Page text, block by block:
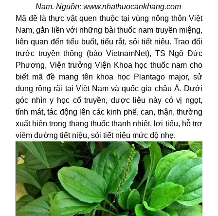
Nam. Nguồn: www.nhathuocankhang.com
Mã đề là thực vật quen thuộc tại vùng nông thôn Việt
Nam, gắn liền với những bài thuốc nam truyền miệng,
liên quan đến tiểu buốt, tiểu rắt, sỏi tiết niệu. Trao đổi
trước truyền thông (báo VietnamNet), TS Ngô Đức
Phương, Viện trưởng Viện Khoa học thuốc nam cho
biết mã đề mang tên khoa học Plantago major, sử
dụng rộng rãi tại Việt Nam và quốc gia châu Á. Dưới
góc nhìn y học cổ truyền, dược liệu này có vị ngọt,
tính mát, tác động lên các kinh phế, can, thận, thường
xuất hiện trong thang thuốc thanh nhiệt, lợi tiểu, hỗ trợ
viêm đường tiết niệu, sỏi tiết niệu mức độ nhẹ.